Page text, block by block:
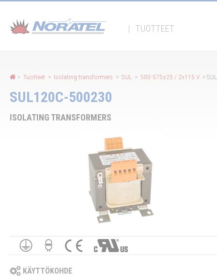
| TUOTTEET
> Tuotteet > Isolating transformers > SUL > 500-575±25 / 2x115 V >
SUL120C-500230
ISOLATING TRANSFORMERS
KÄYTTÖKOHDE
Evästeiden hallintapaneeli